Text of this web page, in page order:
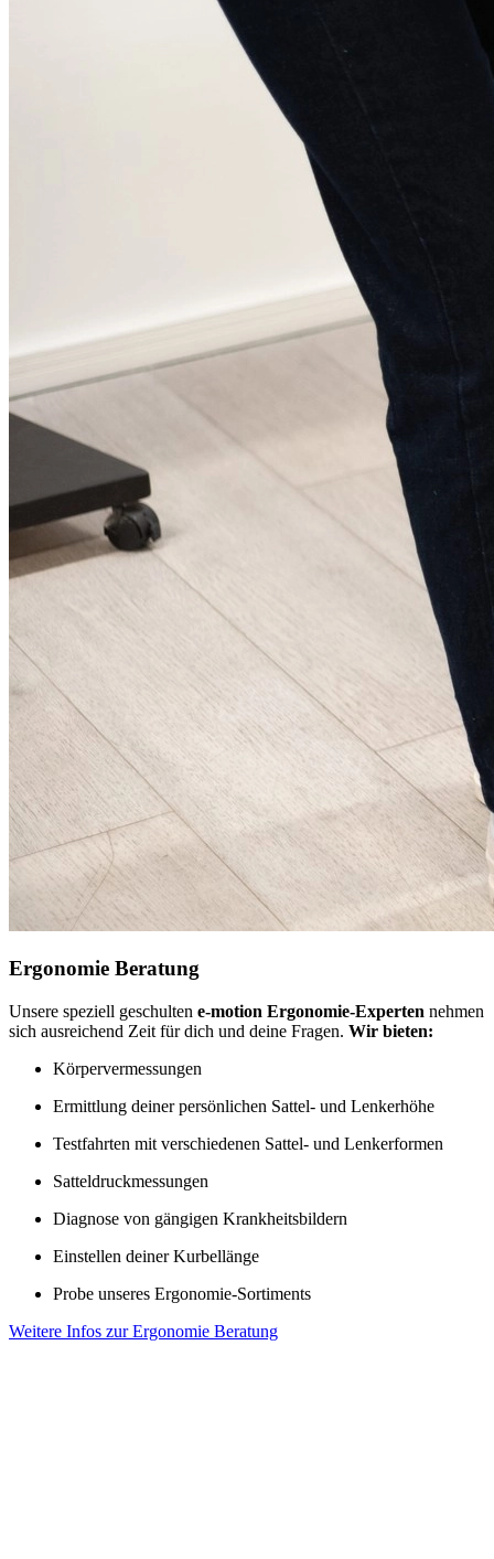
Ergonomie Beratung
Unsere speziell geschulten e-motion Ergonomie-Experten nehmen
sich ausreichend Zeit für dich und deine Fragen. Wir bieten:
Körpervermessungen
Ermittlung deiner persönlichen Sattel- und Lenkerhöhe
Testfahrten mit verschiedenen Sattel- und Lenkerformen
Satteldruckmessungen
Diagnose von gängigen Krankheitsbildern
Einstellen deiner Kurbellänge
Probe unseres Ergonomie-Sortiments
Weitere Infos zur Ergonomie Beratung